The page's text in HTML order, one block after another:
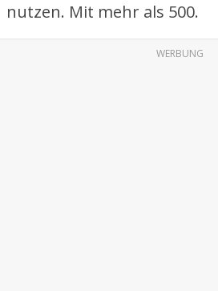
nutzen. Mit mehr als 500.
WERBUNG